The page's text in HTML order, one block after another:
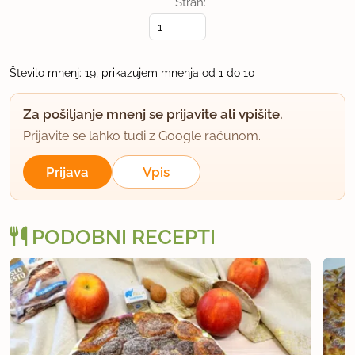
medvedica
član od 2010 39 sporočil
6.1.2011 ob 10:45
sej ni preveč verjemi, pride lih prav. v priliki bom
dodala sliko, je pa odlično res.
lunadina
član od 2007 6 sporočil
6.1.2011 ob 15:20
Narejeno! Preprost recept, čeprav sem pozabila
Število mnenj: 19, prikazujem mnenja od 1 do 10
Za pošiljanje mnenj se prijavite ali vpišite.
Prijavite se lahko tudi z Google računom.
Prijava Vpis
PODOBNI RECEPTI